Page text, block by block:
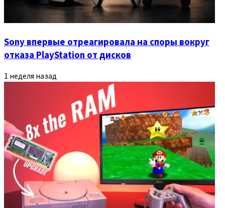
Sony впервые отреагировала на споры вокруг
отказа PlayStation от дисков
1 неделя назад